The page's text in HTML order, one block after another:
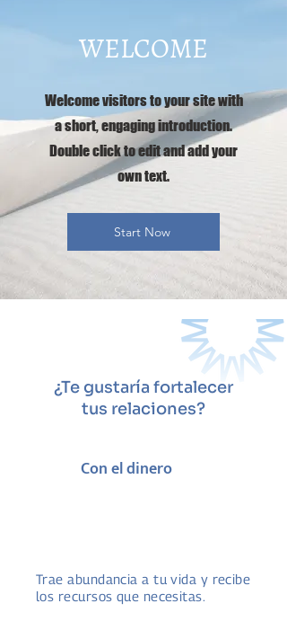
WELCOME
Welcome visitors to your site with
a short, engaging introduction.
Double click to edit and add your
own text.
Start Now
¿Te gustaría fortalecer
tus relaciones?
Con el dinero
Trae abundancia a tu vida y recibe
los recursos que necesitas.